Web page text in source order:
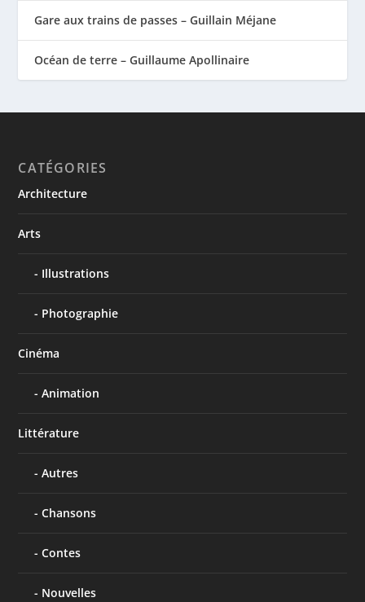
Gare aux trains de passes – Guillain Méjane
Océan de terre – Guillaume Apollinaire
CATÉGORIES
Architecture
Arts
Illustrations
Photographie
Cinéma
Animation
Littérature
Autres
Chansons
Contes
Nouvelles